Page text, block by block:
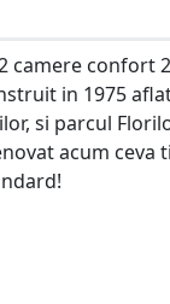
camere confort
in 1975
si parcul
acum ceva